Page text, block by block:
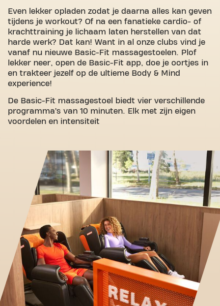
Even lekker opladen zodat je daarna alles kan geven
tijdens je workout? Of na een fanatieke cardio- of
krachttraining je lichaam laten herstellen van dat
harde werk? Dat kan! Want in al onze clubs vind je
vanaf nu nieuwe Basic-Fit massagestoelen. Plof
lekker neer, open de Basic-Fit app, doe je oortjes in
en trakteer jezelf op de ultieme Body & Mind
experience!
De Basic-Fit massagestoel biedt vier verschillende
programma’s van 10 minuten. Elk met zijn eigen
voordelen en intensiteit